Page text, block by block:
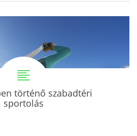
történő szabadtéri
sportolás